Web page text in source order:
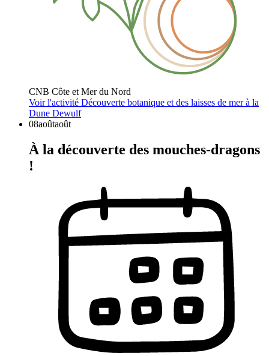
CNB Côte et Mer du Nord
Voir l'activité Découverte botanique et des laisses de mer à la
Dune Dewulf
08aoûtaoût
À la découverte des mouches-dragons
!